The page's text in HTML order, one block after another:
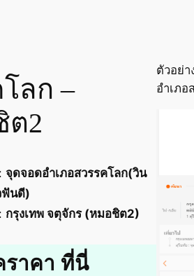
ลก –
ต2
: จุดจอดอำเภอสวรรคโลก(วิน
ฟันดี)
: กรุงเทพ จตุจักร (หมอชิต2)
ราคา ที่นี่
ตัวอย่า
อำเภ